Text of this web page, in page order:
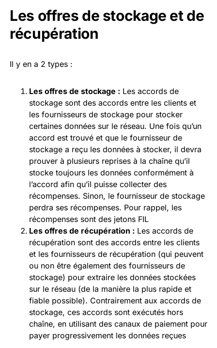
Les offres de stockage et de
récupération
Il y en a 2 types :
Les offres de stockage : Les accords de
stockage sont des accords entre les clients et
les fournisseurs de stockage pour stocker
certaines données sur le réseau. Une fois qu’un
accord est trouvé et que le fournisseur de
stockage a reçu les données à stocker, il devra
prouver à plusieurs reprises à la chaîne qu’il
stocke toujours les données conformément à
l’accord afin qu’il puisse collecter des
récompenses. Sinon, le fournisseur de stockage
perdra ses récompenses. Pour rappel, les
récompenses sont des jetons FIL
Les offres de récupération : Les accords de
récupération sont des accords entre les clients
et les fournisseurs de récupération (qui peuvent
ou non être également des fournisseurs de
stockage) pour extraire les données stockées
sur le réseau (de la manière la plus rapide et
fiable possible). Contrairement aux accords de
stockage, ces accords sont exécutés hors
chaîne, en utilisant des canaux de paiement pour
payer progressivement les données reçues